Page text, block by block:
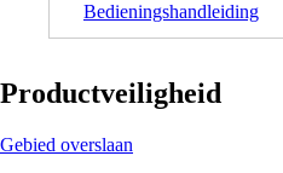
Bedieningshandleiding
Productveiligheid
Gebied overslaan